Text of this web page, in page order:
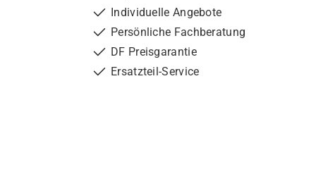
Individuelle Angebote
Persönliche Fachberatung
DF Preisgarantie
Ersatzteil-Service